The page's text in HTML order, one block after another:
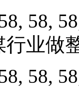
58,
行业做
58,